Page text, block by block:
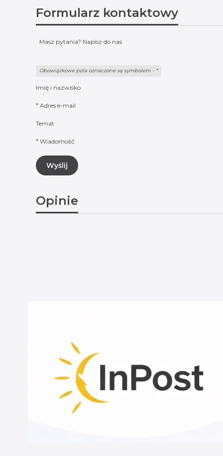
Formularz kontaktowy
Masz pytania? Napisz do nas
Obowiązkowe pola oznaczone są symbolem - *
Imię i nazwisko
* Adres e-mail
Temat
* Wiadomość
Wyślij
Opinie